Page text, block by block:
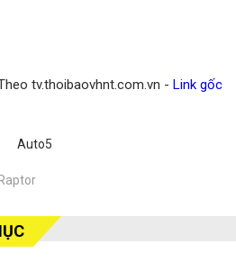
tv.thoibaovhnt.com.vn - Link gốc
Auto5